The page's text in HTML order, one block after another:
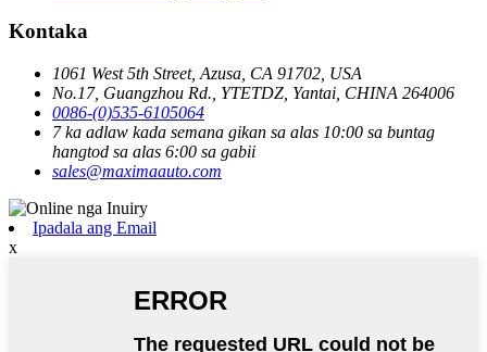
Kontaka
1061 West 5th Street, Azusa, CA 91702, USA
No.17, Guangzhou Rd., YTETDZ, Yantai, CHINA 264006
0086-(0)535-6105064
7 ka adlaw kada semana gikan sa alas 10:00 sa buntag
hangtod sa alas 6:00 sa gabii
sales@maximaauto.com
Ipadala ang Email
x